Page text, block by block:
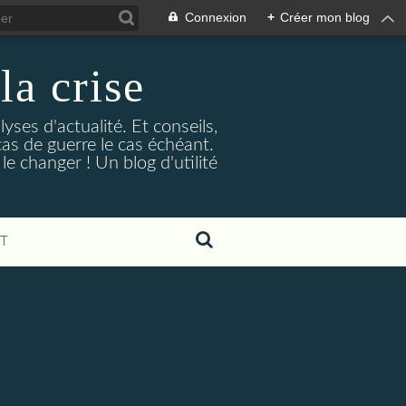
Connexion + Créer mon blog
crise
d'actualité. Et conseils,
de guerre le cas échéant.
changer ! Un blog d'utilité